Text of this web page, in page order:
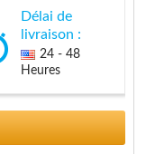
Délai de
livraison :
24 - 48
Heures